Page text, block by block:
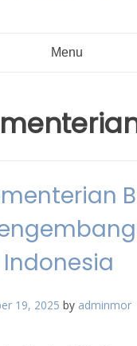
Menu
19, 2025 by adminmor